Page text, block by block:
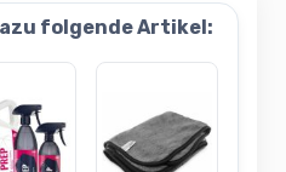
folgende Artikel: